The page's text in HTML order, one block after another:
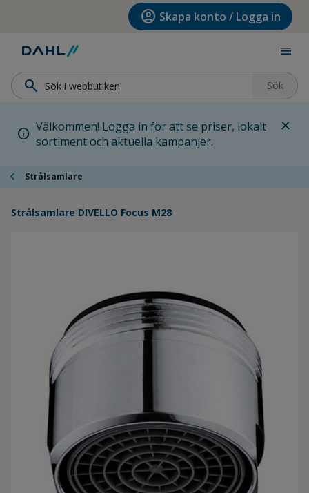
Hoppa till huvudinnehållet account_circle Skapa konto / Logga in
menu
search Sök
info Välkommen! Logga in för att se priser, lokalt
sortiment och aktuella kampanjer.
close
chevron_left Strålsamlare
Strålsamlare DIVELLO Focus M28